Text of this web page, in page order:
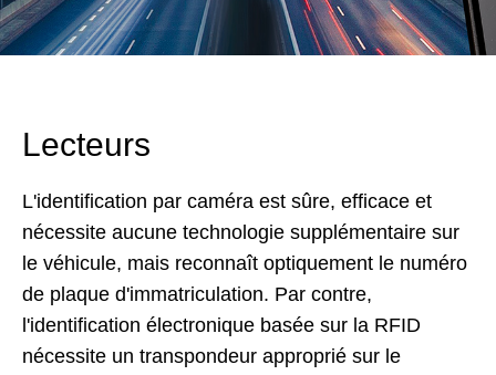
Lecteurs
L'identification par caméra est sûre, efficace et
nécessite aucune technologie supplémentaire sur
le véhicule, mais reconnaît optiquement le numéro
de plaque d'immatriculation. Par contre,
l'identification électronique basée sur la RFID
nécessite un transpondeur approprié sur le